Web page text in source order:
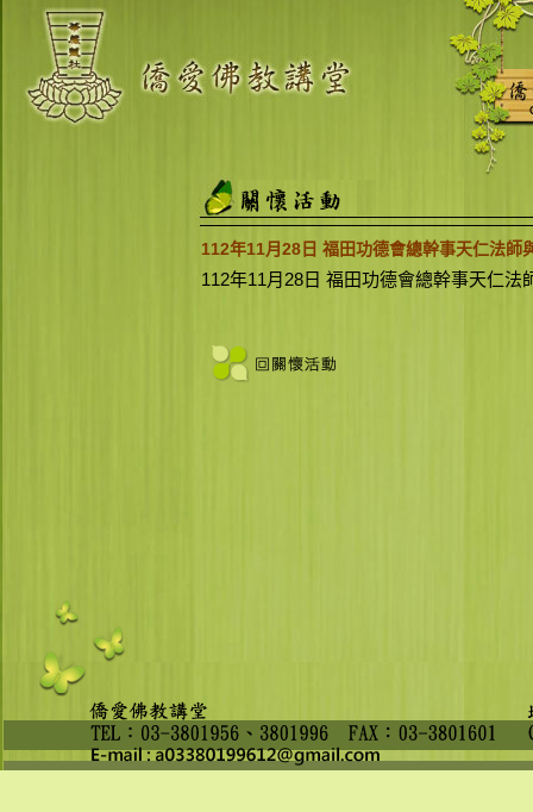
112年11月28日 福田功德會總幹事天仁法師
112年11月28日 福田功德會總幹事天仁